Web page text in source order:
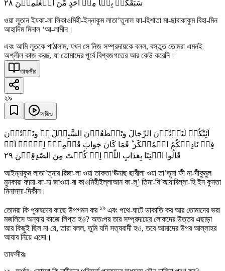
سَبَقَکُمۡ بِہَا مِنۡ اَحَدٍ مِّنَ الۡعٰلَمِیۡنَ ٢٨
ওয়া লূতান ইযকা-লা লিকাওমিহী-ইন্নাকুম লাতা’তূনাল ফা-হিশাতা মা-ছাবাকাকুম বিহা-মিন
আহাদিম মিনাল ‘আ-লামীন।
এবং আমি লূতকে পাঠালাম, যখন সে নিজ সম্প্রদায়কে বলল, বস্তুত তোমরা এমনই
অশ্লীল কাজ করছ, যা তোমাদের পূর্বে বিশ্বজগতের আর কেউ করেনি।
তাফসীর
২৯
অডিও
اَئِنَّکُمۡ لَتَاۡتُوۡنَ الرِّجَالَ وَتَقۡطَعُوۡنَ السَّبِیۡلَ ۬ۙ وَتَاۡتُوۡنَ
فِیۡ نَادِیۡکُمُ الۡمُنۡکَرَ ؕ فَمَا کَانَ جَوَابَ قَوۡمِہٖۤ اِلَّاۤ اَنۡ
قَالُوا ائۡتِنَا بِعَذَابِ اللّٰہِ اِنۡ کُنۡتَ مِنَ الصّٰدِقِیۡنَ ٢٩
আইন্নাকুম লাতা’তূনার রিজা-লা ওয়া তাকতা‘ঊনাছ ছাবীলা ওয়া তা’তূনা ফী না-দীকুমুল
মুনকারা ফামা-কা-না জাওয়া-বা কাওমিহীইল্লাআন কা-লূ’ তিনা-বি‘আযাবিল্লা-হি ইন কুনতা
মিনাসসা-দিকীন।
তোমরা কি পুরুষদের কাছে উপগমন কর ১৯ এবং পথে-ঘাটে ডাকাতি কর আর তোমাদের ভরা
মজলিসে অন্যায় কাজে লিপ্ত হও? অতঃপর তার সম্প্রদায়ের লোকদের উত্তর এছাড়া
আর কিছুই ছিল না যে, তারা বলল, তুমি যদি সত্যবাদী হও, তবে আমাদের উপর আল্লাহর
আযাব নিয়ে এসো।
তাফসীরঃ